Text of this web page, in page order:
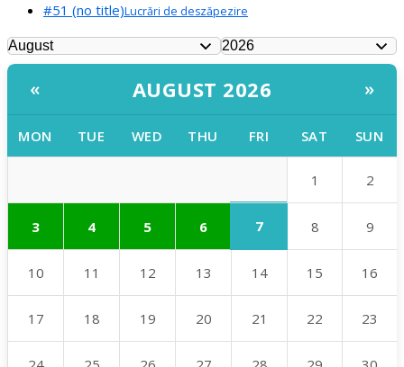
#51 (no title)Lucrări de deszăpezire
« AUGUST 2026 »
MON TUE WED THU FRI SAT SUN
1 2
3 4 5 6 7 8 9
10 11 12 13 14 15 16
17 18 19 20 21 22 23